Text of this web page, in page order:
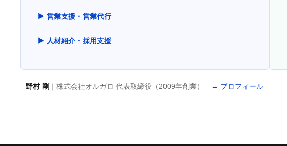
▶ 営業支援・営業代行
▶ 人材紹介・採用支援
野村 剛 ｜株式会社オルガロ 代表取締役（2009年創業） → プロフィール